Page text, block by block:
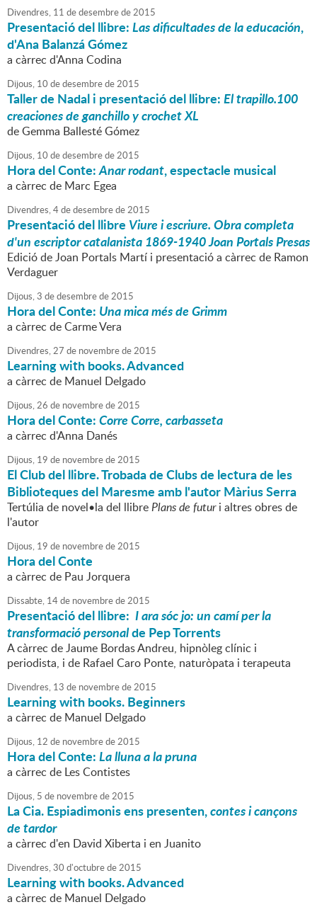
Divendres, 11 dedesembrede2015
Presentació del llibre:Las dificultades de la educación,
d'Ana Balanzá Gómez
a càrrec d'Anna Codina
Dijous, 10 dedesembrede2015
Taller de Nadal i presentació del llibre:El trapillo.100
creaciones de ganchillo y crochet XL
de Gemma Ballesté Gómez
Dijous, 10 dedesembrede2015
Hora del Conte:Anar rodant, espectacle musical
a càrrec de Marc Egea
Divendres,4dedesembrede2015
Presentació del llibre Viure i escriure. Obra completa
d'un escriptor catalanista 1869-1940Joan Portals Presas
Edició de Joan Portals Martí i presentació a càrrec de Ramon
Verdaguer
Dijous,3 dedesembrede2015
Hora del Conte: Una mica més de Grimm
a càrrec de Carme Vera
Divendres,27 de novembrede2015
Learning with books. Advanced
a càrrec de Manuel Delgado
Dijous,26 de novembrede2015
Hora del Conte:Corre Corre, carbasseta
a càrrec d'Anna Danés
Dijous, 19 de novembrede2015
El Club del llibre. Trobada de Clubs de lectura de les
Biblioteques del Maresme amb l'autor Màrius Serra
Tertúlia de novel•la del llibrePlans de futuri altres obres de
l'autor
Dijous, 19 de novembrede2015
Hora del Conte
a càrrec de Pau Jorquera
Dissabte, 14de novembrede2015
Presentació del llibre: I ara sóc jo: un camí per la
transformació personalde Pep Torrents
A càrrec de Jaume Bordas Andreu, hipnòleg clínic i
periodista, i de Rafael Caro Ponte, naturòpata i terapeuta
Divendres, 13 de novembrede2015
Learning with books. Beginners
a càrrec de Manuel Delgado
Dijous, 12 de novembrede2015
Hora del Conte:La lluna a la pruna
a càrrec de Les Contistes
Dijous, 5 de novembrede2015
La Cia. Espiadimonis ens presenten,contes i cançons
de tardor
a càrrec d'en David Xiberta i en Juanito
Divendres,30 d'octubrede2015
Learning with books. Advanced
a càrrec de Manuel Delgado